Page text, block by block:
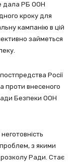
дала РБ ООН
кроку для
кампанію в цій
займеться
Росії
проти внесеного
Безпеки ООН
з якими
розколу Ради. Стає